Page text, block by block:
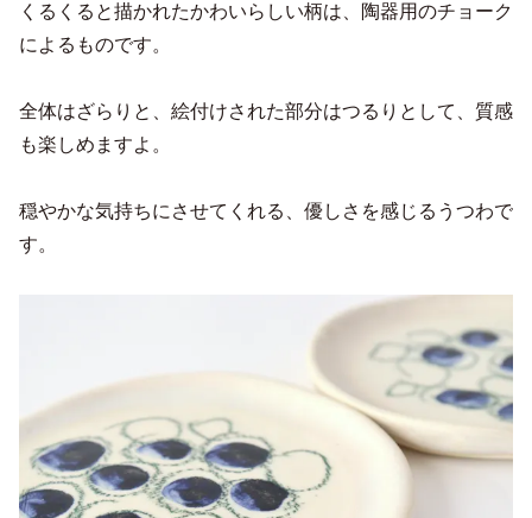
くるくると描かれたかわいらしい柄は、陶器用のチョーク
によるものです。
全体はざらりと、絵付けされた部分はつるりとして、質感
も楽しめますよ。
穏やかな気持ちにさせてくれる、優しさを感じるうつわで
す。